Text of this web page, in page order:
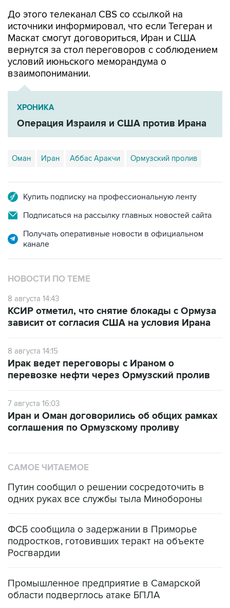
До этого телеканал CBS со ссылкой на
источники информировал, что если Тегеран и
Маскат смогут договориться, Иран и США
вернутся за стол переговоров с соблюдением
условий июньского меморандума о
взаимопонимании.
ХРОНИКА
Операция Израиля и США против Ирана
Оман Иран Аббас Аракчи Ормузский пролив
Купить подписку на профессиональную ленту
Подписаться на рассылку главных новостей сайта
Получать оперативные новости в официальном
канале
НОВОСТИ ПО ТЕМЕ
8 августа 14:43
КСИР отметил, что снятие блокады с Ормуза
зависит от согласия США на условия Ирана
8 августа 14:15
Ирак ведет переговоры с Ираном о
перевозке нефти через Ормузский пролив
7 августа 16:03
Иран и Оман договорились об общих рамках
соглашения по Ормузскому проливу
САМОЕ ЧИТАЕМОЕ
Путин сообщил о решении сосредоточить в
одних руках все службы тыла Минобороны
ФСБ сообщила о задержании в Приморье
подростков, готовивших теракт на объекте
Росгвардии
Промышленное предприятие в Самарской
области подверглось атаке БПЛА